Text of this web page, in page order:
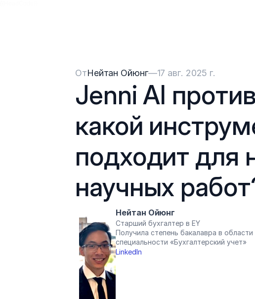
ОтНейтан Ойюнг—17 авг. 2025 г.
Jenni AI
какой
подходит для
научных
Нейтан Ойюнг
Старший бухгалтер в EY
Получила степень бакалавра в
специальности «Бухгалтерский учет»
LinkedIn